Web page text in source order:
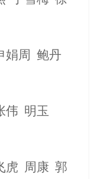
娟周 鲍丹
伟 明玉
虎 周康 郭